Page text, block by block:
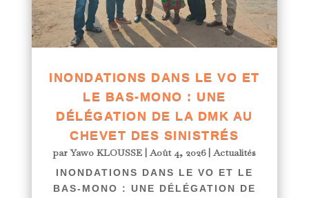
INONDATIONS DANS LE VO ET
LE BAS-MONO : UNE
DÉLÉGATION DE LA DMK AU
CHEVET DES SINISTRÉS
parYawo KLOUSSE |Août 4, 2026|Actualités
INONDATIONS DANS LE VO ET LE
BAS-MONO : UNE DÉLÉGATION DE